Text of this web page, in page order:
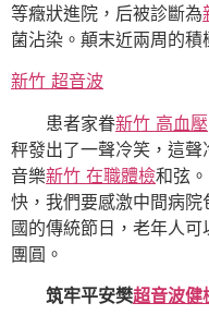
等癥狀進院，后被診斷為
菌沾染。顛末近兩周的積
新竹 超音波
患者家眷新竹 高血壓
秤發出了一聲冷笑，這
音樂新竹 在職體檢和弦
快，我們要感激中間病
國的傳統節日，老年人
團圓。
筑牢平安樊超音波健